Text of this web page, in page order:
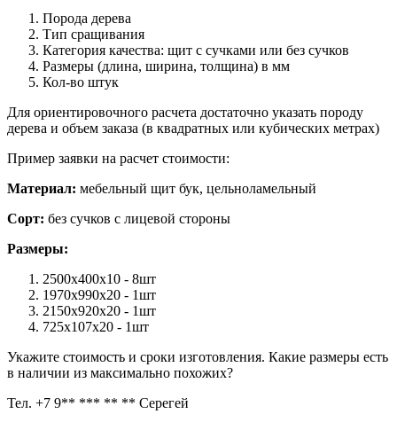
Порода дерева
Тип сращивания
Категория качества: щит с сучками или без сучков
Размеры (длина, ширина, толщина) в мм
Кол-во штук
Для ориентировочного расчета достаточно указать породу
дерева и объем заказа (в квадратных или кубических метрах)
Пример заявки на расчет стоимости:
Материал: мебельный щит бук, цельноламельный
Сорт: без сучков с лицевой стороны
Размеры:
2500х400х10 - 8шт
1970х990х20 - 1шт
2150х920х20 - 1шт
725х107х20 - 1шт
Укажите стоимость и сроки изготовления. Какие размеры есть
в наличии из максимально похожих?
Тел. +7 9** *** ** ** Серегей